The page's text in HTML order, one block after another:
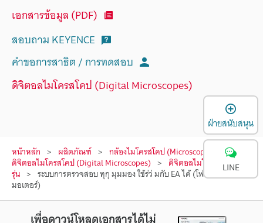
เอกสารข้อมูล (PDF)
สอบถาม KEYENCE
คำขอการสาธิต / การทดสอบ
ดิจิตอลไมโครสโคป (Digital Microscopes)
หน้าหลัก ผลิตภัณฑ์ กล้องไมโครสโคป (Microscopes)
ดิจิตอลไมโครสโคป (Digital Microscopes) ดิจิตอลไมโครสโคป
รุ่น ระบบการตรวจสอบ ทุกุ มุมมอง ใช้ร่ว่ มกับ EA ได้ (โฟกัสแกน Z ด้วย
มอเตอร์)
เพื่อดาวน์โหลดเอกสารได้ไม่
ฝ่ายสนับสนุน
LINE